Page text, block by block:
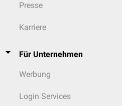
Presse
Karriere
Für Unternehmen
Werbung
Login Services